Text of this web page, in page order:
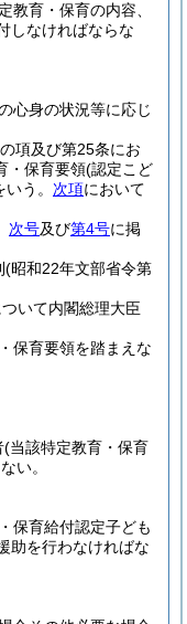
教育・保育の内容、
しなければならな
心身の状況等に応じ
項及び第25条にお
・保育要領(認定こど
う。 次項において
次号及び第4号に掲
(昭和22年文部省令第
いて内閣総理大臣
保育要領を踏まえな
(当該特定教育・保育
い。
保育給付認定子ども
助を行わなければな